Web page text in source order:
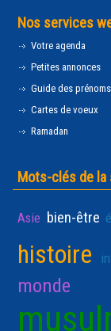
Nos services
Votre agenda
Petites annonces
Guide des prénoms
Cartes de voeux
Ramadan
Mots-clés de la
Asie bien-être
histoire
monde